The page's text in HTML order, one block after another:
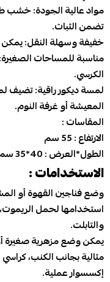
مواد عالية الجودة: خشب
تضمن الثبات.
خفيفة وسهلة النقل:
مناسبة للمساحات
الكرسي.
لمسة ديكور راقية: تضيف
المعيشة أو غرفة النوم.
المقاسات :
الارتفاع : 55 سم
الطول*العرض : 40*35 سم
الاستخدامات :
وضع فناجين القهوة أو
استخدامها لحمل الريموت،
والتابلت.
يمكن وضع مزهرية صغيرة
مثالية بجانب الكنب،
إكسسوار عملية.